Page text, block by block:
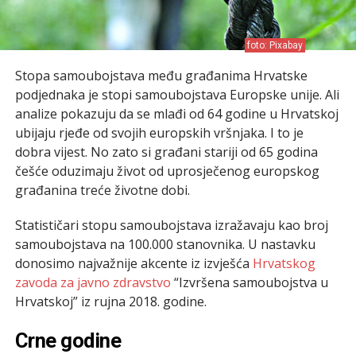
foto: Pixabay
Stopa samoubojstava među građanima Hrvatske
podjednaka je stopi samoubojstava Europske unije. Ali
analize pokazuju da se mlađi od 64 godine u Hrvatskoj
ubijaju rjeđe od svojih europskih vršnjaka. I to je
dobra vijest. No zato si građani stariji od 65 godina
češće oduzimaju život od uprosječenog europskog
građanina treće životne dobi.
Statističari stopu samoubojstava izražavaju kao broj
samoubojstava na 100.000 stanovnika. U nastavku
donosimo najvažnije akcente iz izvješća Hrvatskog
zavoda za javno zdravstvo “Izvršena samoubojstva u
Hrvatskoj” iz rujna 2018. godine.
Crne godine